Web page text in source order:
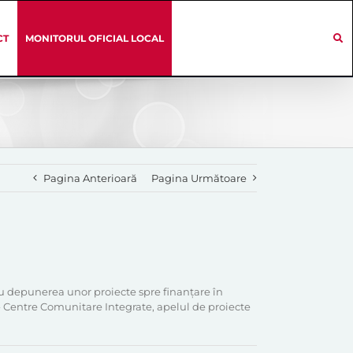
MONITORUL OFICIAL LOCAL
Pagina Anterioară Pagina Următoare
depunerea unor proiecte spre finanțare în
Centre Comunitare Integrate, apelul de proiecte